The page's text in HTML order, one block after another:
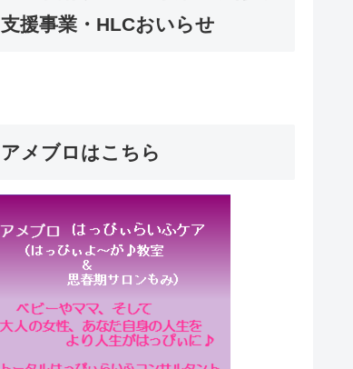
支援事業・HLCおいらせ
アメブロはこちら